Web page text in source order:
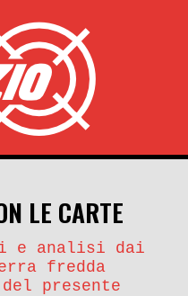
search account_circle
LE CARTE
e analisi dai
fredda
presente